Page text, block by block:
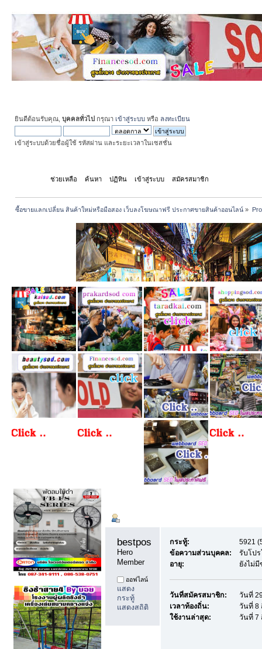
ยินดีต้อนรับคุณ, บุคคลทั่วไป กรุณา เข้าสู่ระบบ หรือ ลงทะเบียน
เข้าสู่ระบบด้วยชื่อผู้ใช้ รหัสผ่าน และระยะเวลาในเซสชั่น
ช่วยเหลือ ค้นหา ปฏิทิน เข้าสู่ระบบ สมัครสมาชิก
ซื้อขายแลกเปลี่ยน สินค้าใหม่หรือมือสอง เว็บลงโฆษณาฟรี ประกาศขายสินค้าออนไลน์ »
bestpostdd11
Hero
Member
ออฟไลน์
แสดง
กระทู้
แสดงสถิติ
กระทู้:
5921
ข้อความส่วนบุคคล:
รับโป
อายุ:
ยังไม่
วันที่สมัครสมาชิก:
วันที่
เวลาท้องถิ่น:
วันที่ 8
ใช้งานล่าสุด:
วันที่ 7